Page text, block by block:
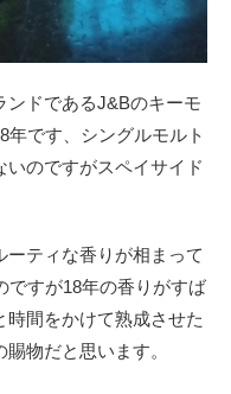
ンドであるJ&Bのキーモ
年です、シングルモルト
のですがスペイサイド
ティな香りが相まって
ですが18年の香りがすば
時間をかけて熟成させた
物だと思います。